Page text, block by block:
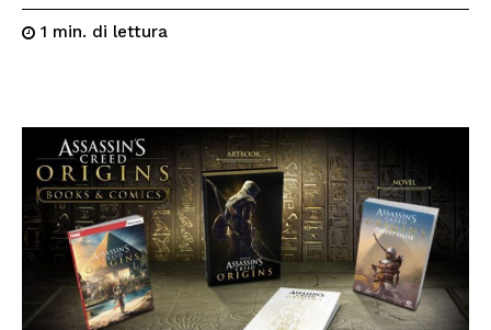
1 min. di lettura